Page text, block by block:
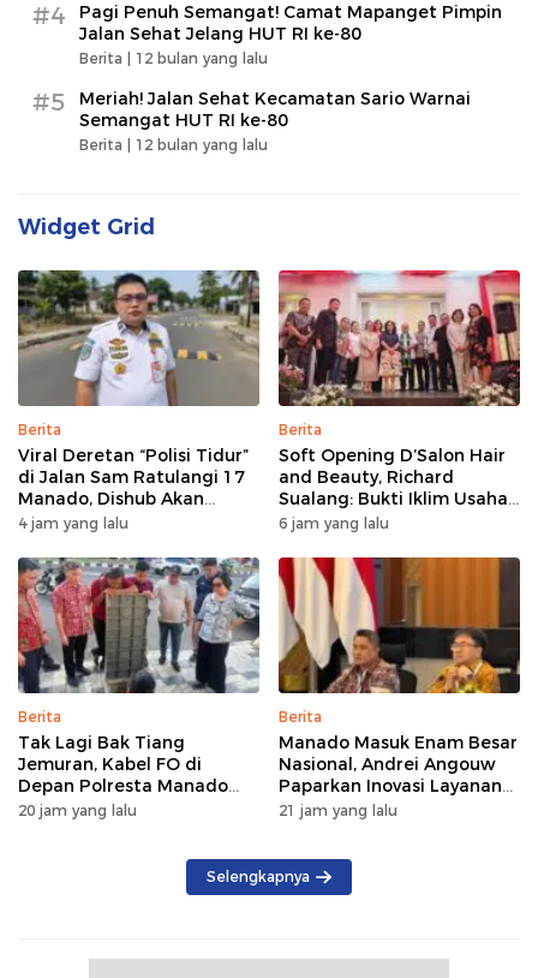
#4
Pagi Penuh Semangat! Camat Mapanget Pimpin
Jalan Sehat Jelang HUT RI ke-80
Berita | 12 bulan yang lalu
#5
Meriah! Jalan Sehat Kecamatan Sario Warnai
Semangat HUT RI ke-80
Berita | 12 bulan yang lalu
Widget Grid
Berita
Viral Deretan “Polisi Tidur”
di Jalan Sam Ratulangi 17
Manado, Dishub Akan
Musyawarahkan Solusi
4 jam yang lalu
Berita
Soft Opening D’Salon Hair
and Beauty, Richard
Sualang: Bukti Iklim Usaha
di Manado Terus
6 jam yang lalu
Berita
Tak Lagi Bak Tiang
Jemuran, Kabel FO di
Depan Polresta Manado
Ditata
20 jam yang lalu
Berita
Manado Masuk Enam Besar
Nasional, Andrei Angouw
Paparkan Inovasi Layanan
Investasi di Hadapan Tim
21 jam yang lalu
Selengkapnya